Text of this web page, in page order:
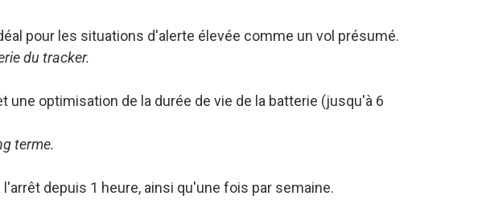
pour les situations d'alerte élevée comme un vol présumé.
du tracker.
une optimisation de la durée de vie de la batterie (jusqu'à 6
terme.
depuis 1 heure, ainsi qu'une fois par semaine.